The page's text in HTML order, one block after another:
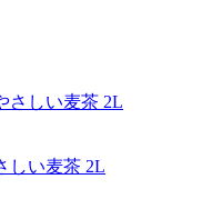
しい麦茶 2L